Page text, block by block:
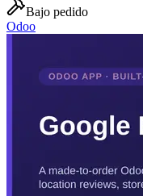
Bajo pedido
Odoo